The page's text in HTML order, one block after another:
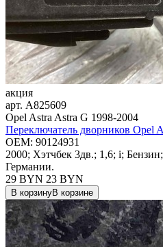
акция
арт. A825609
Opel Astra Astra G 1998-2004
Переключатель дворников Opel
OEM: 90124931
2000; Хэтчбек 3дв.; 1,6; i;
Германии.
29 BYN 23 BYN
В корзинуВ корзине